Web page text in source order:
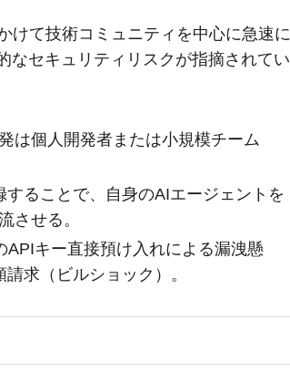
けて技術コミュニティを中心に急速に
なセキュリティリスクが指摘されてい
は個人開発者または小規模チーム
ることで、自身のAIエージェントを
させる。
キー直接預け入れによる漏洩懸
求（ビルショック）。